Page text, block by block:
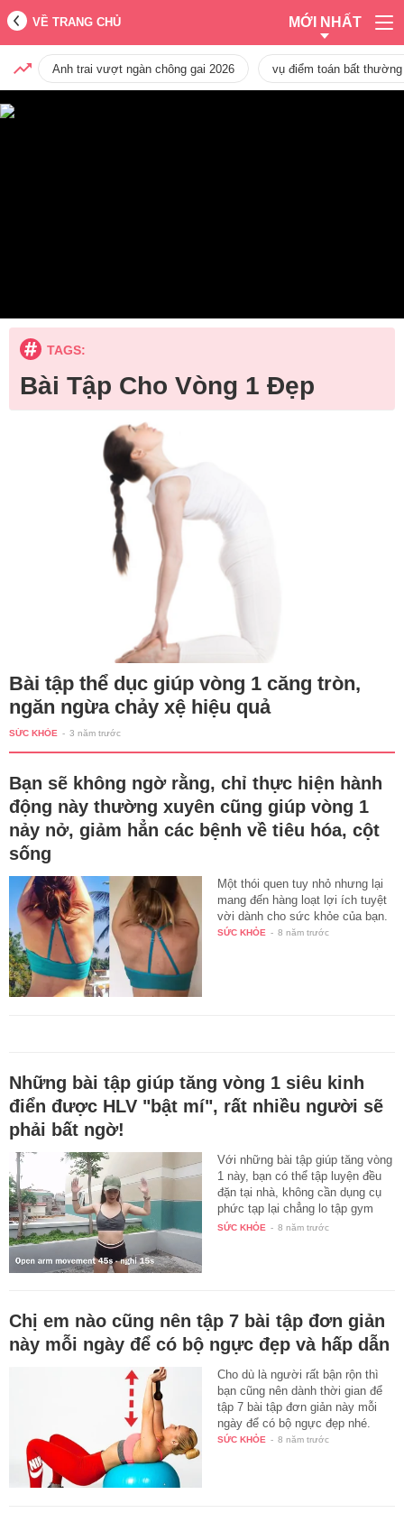
VỀ TRANG CHỦ MỚI NHẤT
Anh trai vượt ngàn chông gai 2026 vụ điểm toán bất
TAGS:
Bài Tập Cho Vòng 1 Đẹp
Bài tập thể dục giúp vòng 1 căng tròn,
ngăn ngừa chảy xệ hiệu quả
SỨC KHỎE - 3 năm trước
Bạn sẽ không ngờ rằng, chỉ thực hiện hành
động này thường xuyên cũng giúp vòng 1
nảy nở, giảm hẳn các bệnh về tiêu hóa, cột
sống
Một thói quen tuy nhỏ nhưng lại
mang đến hàng loạt lợi ích tuyệt
vời dành cho sức khỏe của bạn.
SỨC KHỎE - 8 năm trước
Những bài tập giúp tăng vòng 1 siêu kinh
điển được HLV "bật mí", rất nhiều người sẽ
phải bất ngờ!
Với những bài tập giúp tăng vòng
1 này, bạn có thể tập luyện đều
đặn tại nhà, không cần dụng cụ
phức tạp lại chẳng lo tập gym
bị…
SỨC KHỎE - 8 năm trước
Chị em nào cũng nên tập 7 bài tập đơn giản
này mỗi ngày để có bộ ngực đẹp và hấp dẫn
Cho dù là người rất bận rộn thì
bạn cũng nên dành thời gian để
tập 7 bài tập đơn giản này mỗi
ngày để có bộ ngực đẹp nhé.
SỨC KHỎE - 8 năm trước